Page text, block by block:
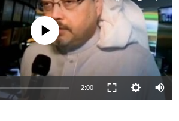
source currently available
2:00